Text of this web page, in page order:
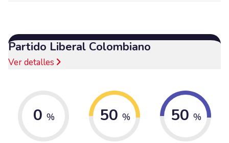
Partido Liberal Colombiano
Ver detalles
0 % 50 % 50 %